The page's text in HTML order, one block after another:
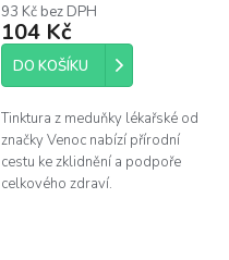
93 Kč bez DPH
104 Kč
DO KOŠÍKU
Tinktura z meduňky lékařské od
značky Venoc nabízí přírodní
cestu ke zklidnění a podpoře
celkového zdraví.